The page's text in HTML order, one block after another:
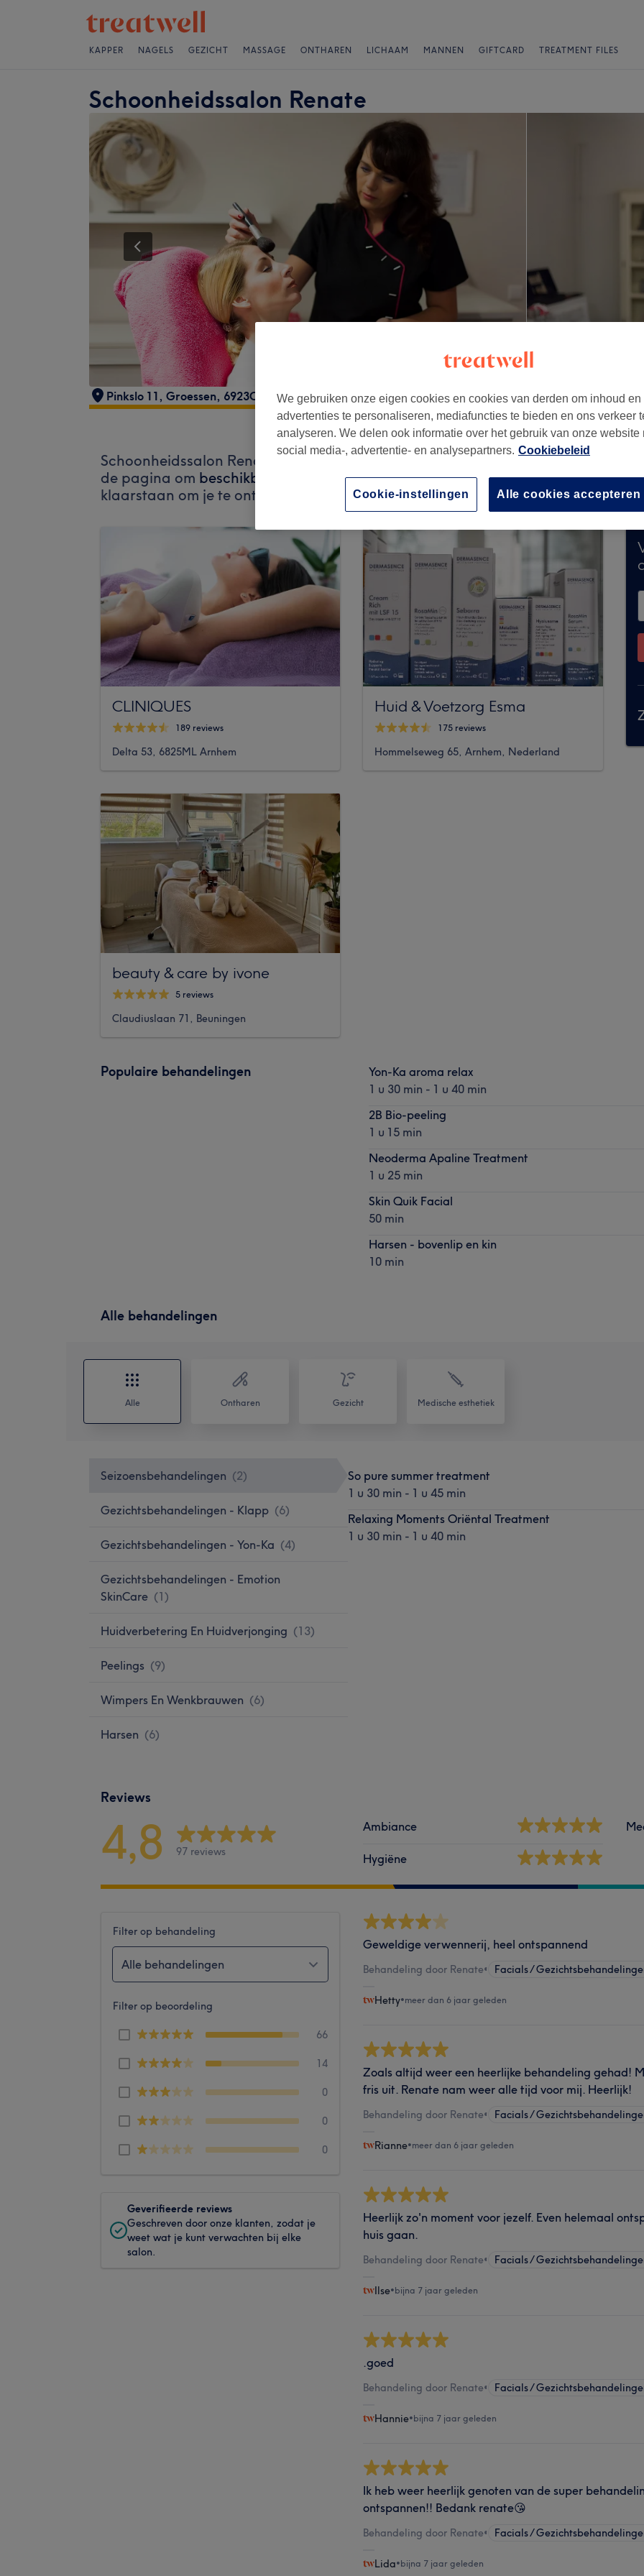
KAPPER NAGELS GEZICHT MASSAGE ONTHAREN LICHAAM MANNEN GIFTCARD TREATMENT FILES
Schoonheidssalon Renate
Pinkslo 11 , Groessen, 6923CH
Schoonheidssalon Renate accepteert momenteel geen boekingen via Treatwell.
de pagina om beschikbare salons in jouw buurt te ontdekken. Je vindt er tal
klaarstaan om je te ontvangen.
CLINIQUES
189 reviews
Delta 53, 6825ML Arnhem
beauty & care by ivone
5 reviews
Claudiuslaan 71, Beuningen
Huid & Voetzorg Esma
175 reviews
Hommelseweg 65, Arnhem, Nederland
Populaire behandelingen
Yon-Ka aroma relax
1 u 30 min - 1 u 40 min
2B Bio-peeling
1 u 15 min
Neoderma Apaline Treatment
1 u 25 min
Skin Quik Facial
50 min
Harsen - bovenlip en kin
10 min
Alle behandelingen
Alle Ontharen Gezicht Medische esthetiek
Seizoensbehandelingen (2)
Gezichtsbehandelingen - Klapp (6)
Gezichtsbehandelingen - Yon-Ka (4)
Gezichtsbehandelingen - Emotion
SkinCare (1)
Huidverbetering En Huidverjonging (13)
Peelings (9)
Wimpers En Wenkbrauwen (6)
Harsen (6)
So pure summer treatment
1 u 30 min - 1 u 45 min
Relaxing Moments Oriëntal Treatment
1 u 30 min - 1 u 40 min
Reviews
4,8 97 reviews
Ambiance
Hygiëne
Filter op behandeling
Alle behandelingen
Filter op beoordeling
66
14
0
0
0
Geverifieerde reviews
Geschreven door onze klanten, zodat je
weet wat je kunt verwachten bij elke
salon.
Geweldige verwennerij, heel ontspannend
Behandeling door Renate• Facials /
Hetty•meer dan 6 jaar geleden
Zoals altijd weer een heerlijke behandeling gehad!
fris uit. Renate nam weer alle tijd voor mij. Heerlijk!
Behandeling door Renate• Facials /
Rianne•meer dan 6 jaar geleden
Heerlijk zo'n moment voor jezelf. Even helemaal
huis gaan.
Behandeling door Renate• Facials /
Ilse•bijna 7 jaar geleden
.goed
Behandeling door Renate• Facials /
Hannie•bijna 7 jaar geleden
Ik heb weer heerlijk genoten van de super
ontspannen!! Bedank renate😘
Behandeling door Renate• Facials /
Lida•bijna 7 jaar geleden
We gebruiken onze eigen cookies en cookies van derden om inhoud en
advertenties te personaliseren, mediafuncties te bieden en ons verkeer
analyseren. We delen ook informatie over het gebruik van onze website
social media-, advertentie- en analysepartners. Cookiebeleid
Alle cookies accepteren
Cookie-instellingen